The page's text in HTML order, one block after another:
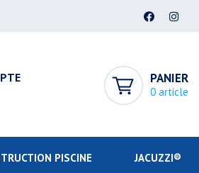
PANIER
0 article
PISCINE JACUZZI®